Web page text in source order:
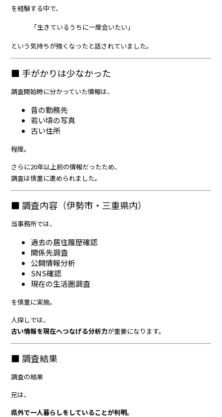
を経験する中で、
「生きているうちに一度会いたい」
という気持ちが強くなったと話されていました。
■ 手がかりは少なかった
調査開始時に分かっていた情報は、
昔の勤務先
若い頃の写真
古い住所
程度。
さらに20年以上前の情報だったため、
調査は慎重に進められました。
■ 調査内容（伊勢市・三重県内）
当事務所では、
過去の居住履歴確認
関係先調査
公開情報分析
SNS確認
現在の生活圏調査
を慎重に実施。
人探しでは、
古い情報を現在へつなげる分析力が重要になります。
■ 調査結果
調査の結果――
兄は、
県外で一人暮らしをしていることが判明。